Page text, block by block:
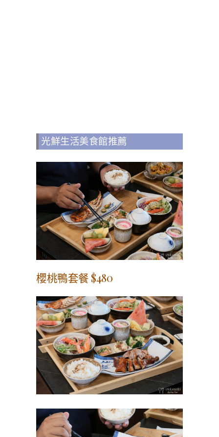
光鮮生活美食館推薦
櫻桃鴨套餐 $480